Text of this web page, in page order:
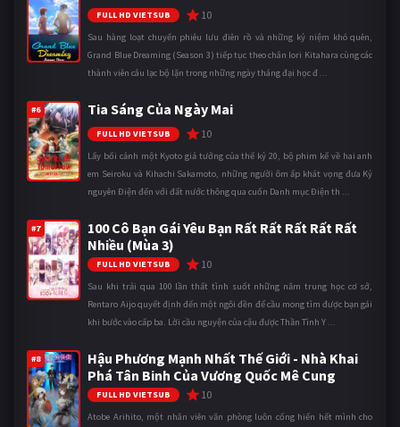
FULL HD VIETSUB 10
Sau hàng loạt chuyến phiêu lưu điên rồ và những kỷ niệm khó quên,
Grand Blue Dreaming (Season 3) tiếp tục theo chân Iori Kitahara cùng các
thành viên câu lạc bộ lặn trong những ngày tháng đại học đ ...
#6 Tia Sáng Của Ngày Mai
FULL HD VIETSUB 10
Lấy bối cảnh một Kyoto giả tưởng của thế kỷ 20, bộ phim kể về hai anh
em Seiroku và Kihachi Sakamoto, những người ôm ấp khát vọng đưa Kỷ
nguyên Điện đến với đất nước thông qua cuốn Danh mục Điện th ...
#7
100 Cô Bạn Gái Yêu Bạn Rất Rất Rất Rất Rất
Nhiều (Mùa 3)
FULL HD VIETSUB 10
Sau khi trải qua 100 lần thất tình suốt những năm trung học cơ sở,
Rentaro Aijo quyết định đến một ngôi đền để cầu mong tìm được bạn gái
khi bước vào cấp ba. Lời cầu nguyện của cậu được Thần Tình Y ...
#8
Hậu Phương Mạnh Nhất Thế Giới - Nhà Khai
Phá Tân Binh Của Vương Quốc Mê Cung
FULL HD VIETSUB 10
Atobe Arihito, một nhân viên văn phòng luôn cống hiến hết mình cho